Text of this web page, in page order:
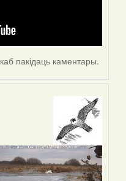
каб пакідаць каментары.